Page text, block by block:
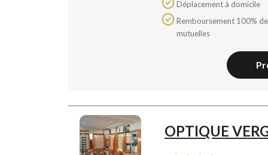
Déplacement à domicile
mutuelles
OPTIQUE